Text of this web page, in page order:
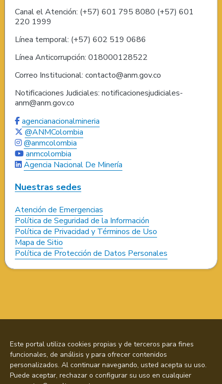
Canal el Atención: (+57) 601 795 8080 (+57) 601
220 1999
Línea temporal: (+57) 602 519 0686
Línea Anticorrupción: 018000128522
Correo Institucional: contacto@anm.gov.co
Notificaciones Judiciales: notificacionesjudiciales-
anm@anm.gov.co
agencianacionalmineria
@ANMColombia
@anmcolombia
anmcolombia
Agencia Nacional De Minería
Nuestras sedes
Atención de Emergencias
Política de Seguridad de la Información
Política de Privacidad y Términos de Uso
Mapa de Sitio
Política de Protección de Datos Personales
Este portal utiliza cookies propias y de terceros para fines
funcionales, de análisis y para ofrecer contenidos
personalizados. Al continuar navegando, usted acepta su uso.
Puede aceptar, rechazar o configurar su uso en cualquier